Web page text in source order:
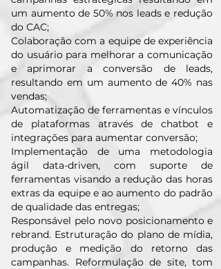
um aumento de 50% nos leads e redução
do CAC;
Colaboração com a equipe de experiência
do usuário para melhorar a comunicação
e aprimorar a conversão de leads,
resultando em um aumento de 40% nas
vendas;
Automatização de ferramentas e vínculos
de plataformas através de chatbot e
integrações para aumentar conversão;
Implementação de uma metodologia
ágil data-driven, com suporte de
ferramentas visando a redução das horas
extras da equipe e ao aumento do padrão
de qualidade das entregas;
Responsável pelo novo posicionamento e
rebrand. Estruturação do plano de mídia,
produção e medição do retorno das
campanhas. Reformulação de site, tom